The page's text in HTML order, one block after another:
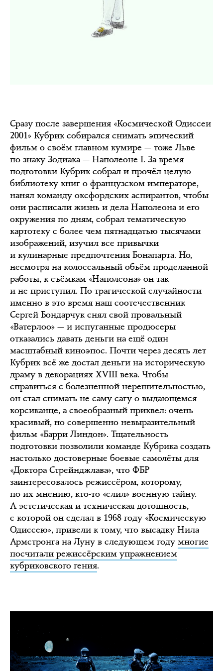
Сразу после завершения «Космической Одиссеи
2001» Кубрик собирался снимать эпический
фильм о своём главном кумире — тоже Льве
по знаку Зодиака — Наполеоне I. За время
подготовки Кубрик собрал и прочёл целую
библиотеку книг о французском императоре,
нанял команду оксфордских аспирантов, чтобы
они расписали жизнь и дела Наполеона и его
окружения по дням, собрал тематическую
картотеку с более чем пятнадцатью тысячами
изображений, изучил все привычки
и кулинарные предпочтения Бонапарта. Но,
несмотря на колоссальный объём проделанной
работы, к съёмкам «Наполеона» он так
и не приступил. По трагической случайности
именно в это время наш соотечественник
Сергей Бондарчук снял свой провальный
«Ватерлоо» — и испуганные продюсеры
отказались давать деньги на ещё один
масштабный киноэпос. Почти через десять лет
Кубрик всё же достал деньги на историческую
драму в декорациях XVIII века. Чтобы
справиться с болезненной нерешительностью,
он стал снимать не саму сагу о выдающемся
корсиканце, а своеобразный приквел: очень
красивый, но совершенно невыразительный
фильм «Барри Линдон». Тщательность
подготовки позволили команде Кубрика создать
настолько достоверные боевые самолёты для
«Доктора Стрейнджлава», что ФБР
заинтересовалось режиссёром, которому,
по их мнению, кто-то «слил» военную тайну.
А эстетическая и техническая дотошность,
с которой он сделал в 1968 году «Космическую
Одиссею», привели к тому, что высадку Нила
Армстронга на Луну в следующем году многие
посчитали режиссёрским упражнением
кубриковского гения.